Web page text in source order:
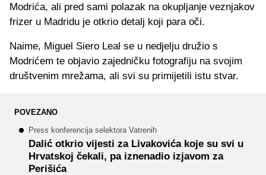
Modrića, ali pred sami polazak na okupljanje veznjakov
frizer u Madridu je otkrio detalj koji para oči.
Naime, Miguel Siero Leal se u nedjelju družio s
Modrićem te objavio zajedničku fotografiju na svojim
društvenim mrežama, ali svi su primijetili istu stvar.
POVEZANO
Press konferencija selektora Vatrenih
Dalić otkrio vijesti za Livakovića koje su svi u
Hrvatskoj čekali, pa iznenadio izjavom za
Perišića